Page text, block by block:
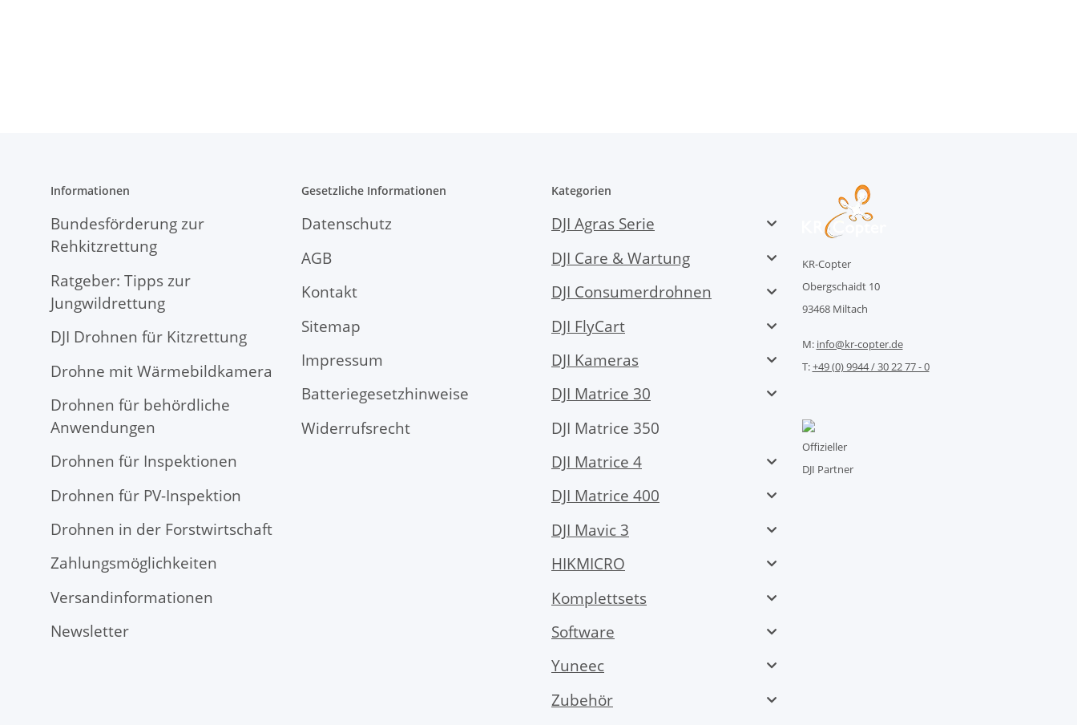
Informationen
Bundesförderung zur
Rehkitzrettung
Ratgeber: Tipps zur
Jungwildrettung
DJI Drohnen für Kitzrettung
Drohne mit Wärmebildkamera
Drohnen für behördliche
Anwendungen
Drohnen für Inspektionen
Drohnen für PV-Inspektion
Drohnen in der Forstwirtschaft
Zahlungsmöglichkeiten
Versandinformationen
Newsletter
Gesetzliche Informationen
Datenschutz
AGB
Kontakt
Sitemap
Impressum
Batteriegesetzhinweise
Widerrufsrecht
Kategorien
DJI Agras Serie
DJI Care & Wartung
DJI Consumerdrohnen
DJI FlyCart
DJI Kameras
DJI Matrice 30
DJI Matrice 350
DJI Matrice 4
DJI Matrice 400
DJI Mavic 3
HIKMICRO
Komplettsets
Software
Yuneec
Zubehör
KR-Copter
Obergschaidt 10
93468 Miltach
M: info@kr-copter.de
T:+49 (0) 9944 / 30 22 77 - 0
Offizieller
DJI Partner